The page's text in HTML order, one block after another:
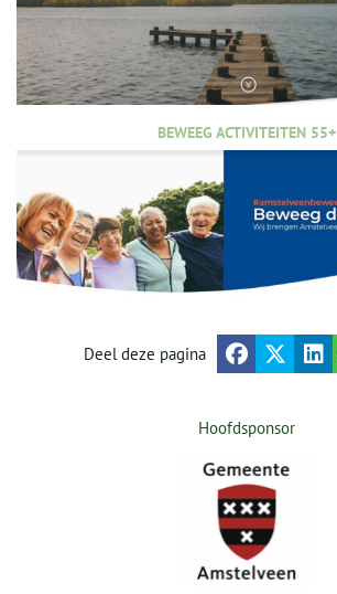
BEWEEG ACTIVITEITEN 55+
Deel deze pagina
Hoofdsponsor